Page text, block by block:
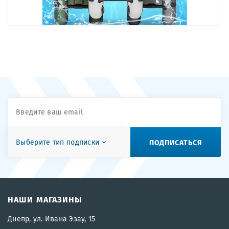
Выберите тип подписки ПОДПИСАТЬСЯ
НАШИ МАГАЗИНЫ
Днепр, ул. Ивана Эзау, 15